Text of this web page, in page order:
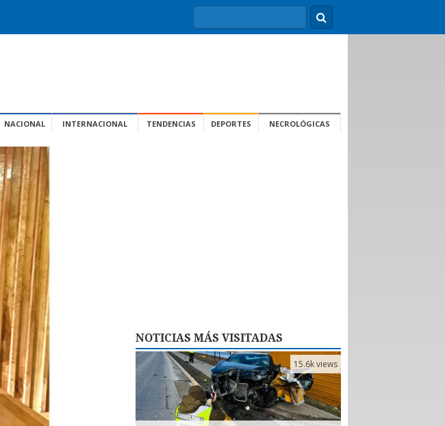
NACIONAL INTERNACIONAL TENDENCIAS DEPORTES NECROLÓGICAS
NOTICIAS MÁS VISITADAS
15.6k views